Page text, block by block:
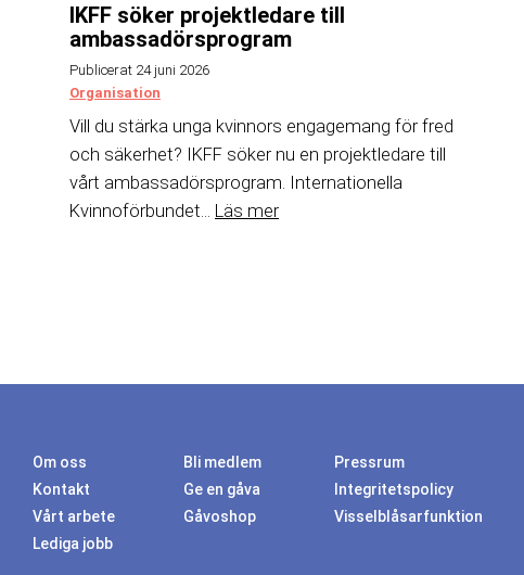
IKFF söker projektledare till
ambassadörsprogram
Publicerat 24 juni 2026
Organisation
Vill du stärka unga kvinnors engagemang för fred
och säkerhet? IKFF söker nu en projektledare till
vårt ambassadörsprogram. Internationella
Kvinnoförbundet... Läs mer
Om oss Bli medlem
Pressrum
Kontakt
Ge en gåva
Integritetspolicy
Vårt arbete
Gåvoshop
Visselblåsarfunktion
Lediga jobb